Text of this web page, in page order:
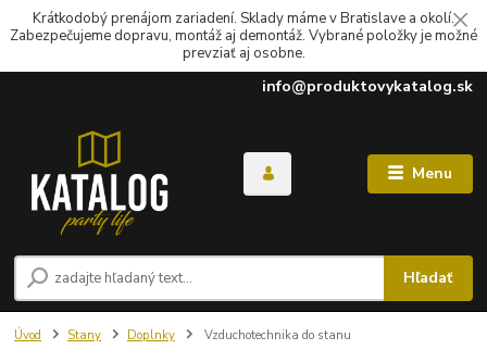
Krátkodobý prenájom zariadení. Sklady máme v Bratislave a okolí.
Zabezpečujeme dopravu, montáž aj demontáž. Vybrané položky je možné
prevziať aj osobne.
Menu
Hľadať
info@produktovykatalog.sk
Úvod Stany Doplnky Vzduchotechnika do stanu